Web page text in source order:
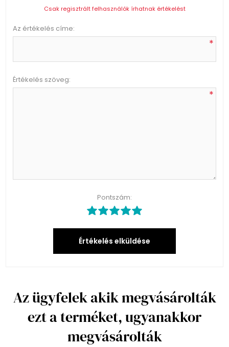
Csak regisztrált felhasználók írhatnak értékelést
Az értékelés címe:
*
Értékelés szöveg:
*
Pontszám:
Értékelés elküldése
Az ügyfelek akik megvásárolták
ezt a terméket, ugyanakkor
megvásárolták